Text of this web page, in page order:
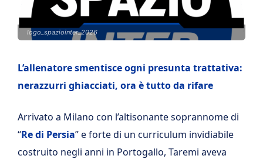
logo_spaziointer_2026
L’allenatore smentisce ogni presunta trattativa:
nerazzurri ghiacciati, ora è tutto da rifare
Arrivato a Milano con l’altisonante soprannome di
“Re di Persia” e forte di un curriculum invidiabile
costruito negli anni in Portogallo, Taremi aveva